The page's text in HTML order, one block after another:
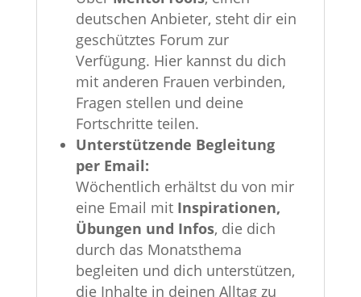
deutschen Anbieter, steht dir ein
geschütztes Forum zur
Verfügung. Hier kannst du dich
mit anderen Frauen verbinden,
Fragen stellen und deine
Fortschritte teilen.
Unterstützende Begleitung
per Email:
Wöchentlich erhältst du von mir
eine Email mit Inspirationen,
Übungen und Infos, die dich
durch das Monatsthema
begleiten und dich unterstützen,
die Inhalte in deinen Alltag zu